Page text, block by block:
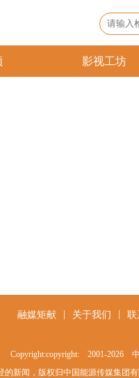
影视工坊
联
关于我们
融媒矩献
Copyright:copyright: 2001-2026 中
的新闻，版权归中国能源传媒集团